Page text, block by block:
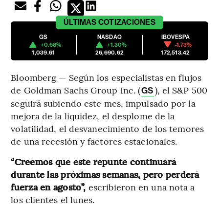
ÚLTIMAS COTIZACIONES
GS
+0.68%
1,039.61
NASDAQ
+1.30%
26,690.62
IBOVESPA
-1.73%
172,513.42
Bloomberg — Según los especialistas en flujos
de Goldman Sachs Group Inc. (GS), el S&P 500
seguirá subiendo este mes, impulsado por la
mejora de la liquidez, el desplome de la
volatilidad, el desvanecimiento de los temores
de una recesión y factores estacionales.
“Creemos que este repunte continuará
durante las próximas semanas, pero perderá
fuerza en agosto”, escribieron en una nota a
los clientes el lunes.